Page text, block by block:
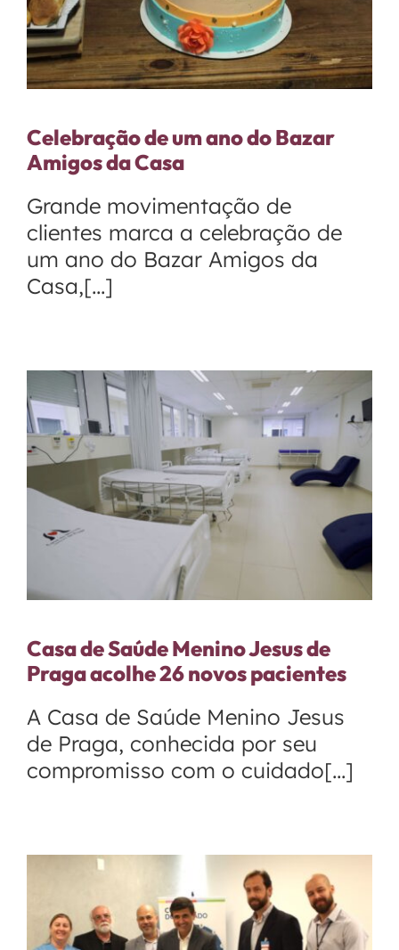
Celebração de um ano do Bazar
Amigos da Casa
Grande movimentação de
clientes marca a celebração de
um ano do Bazar Amigos da
Casa,[...]
Casa de Saúde Menino Jesus de
Praga acolhe 26 novos pacientes
A Casa de Saúde Menino Jesus
de Praga, conhecida por seu
compromisso com o cuidado[...]